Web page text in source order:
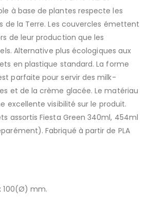
à base de plantes respecte les
de la Terre. Les couvercles émettent
de leur production que les
Alternative plus écologiques aux
en plastique standard. La forme
parfaite pour servir des milk-
et de la crème glacée. Le matériau
excellente visibilité sur le produit.
assortis Fiesta Green 340ml, 454ml
Fabriqué à partir de PLA
100(Ø) mm.